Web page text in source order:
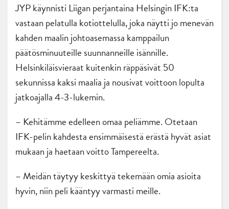
JYP käynnisti Liigan perjantaina Helsingin IFK:ta
vastaan pelatulla kotiottelulla, joka näytti jo menevän
kahden maalin johtoasemassa kamppailun
päätösminuuteille suunnanneille isännille.
Helsinkiläisvieraat kuitenkin räppäsivät 50
sekunnissa kaksi maalia ja nousivat voittoon lopulta
jatkoajalla 4-3-lukemin.
– Kehitämme edelleen omaa peliämme. Otetaan
IFK-pelin kahdesta ensimmäisestä erästä hyvät asiat
mukaan ja haetaan voitto Tampereelta.
– Meidän täytyy keskittyä tekemään omia asioita
hyvin, niin peli kääntyy varmasti meille.